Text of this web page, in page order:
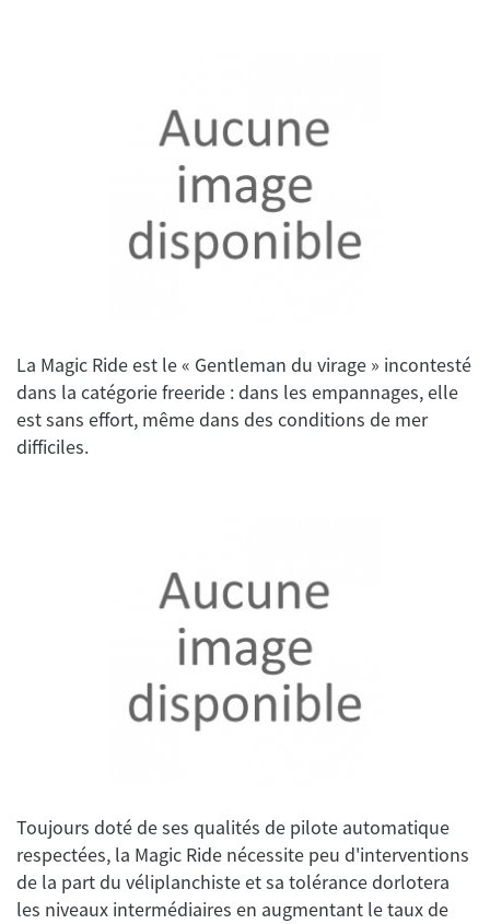
La Magic Ride est le « Gentleman du virage » incontesté
dans la catégorie freeride : dans les empannages, elle
est sans effort, même dans des conditions de mer
Toujours doté de ses qualités de pilote automatique
respectées, la Magic Ride nécessite peu d'interventions
de la part du véliplanchiste et sa tolérance dorlotera
les niveaux intermédiaires en augmentant le taux de